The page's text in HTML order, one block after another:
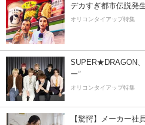
デカすぎ都市伝説発
オリコンタイアップ特集
SUPER★DRAGON、
ー”
オリコンタイアップ特集
【驚愕】メーカー社